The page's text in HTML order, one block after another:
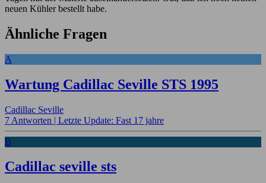
neuen Kühler bestellt habe.
Ähnliche Fragen
A
Wartung Cadillac Seville STS 1995
Cadillac Seville
7 Antworten | Letzte Update: Fast 17 jahre
B
Cadillac seville sts